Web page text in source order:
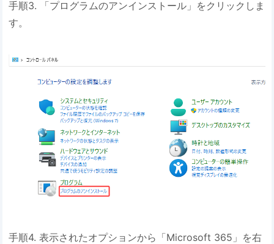
手順3. 「プログラムのアンインストール」をクリックしま
す。
手順4. 表示されたオプションから「Microsoft 365」を右